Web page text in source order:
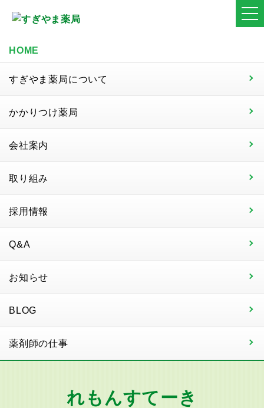
HOME
すぎやま薬局について
かかりつけ薬局
会社案内
取り組み
採用情報
Q&A
お知らせ
BLOG
薬剤師の仕事
れもんすてーき